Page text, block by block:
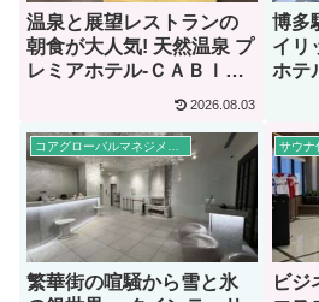
温泉と展望レストランの
朝食が大人気! 天然温泉 プ
レミアホテル-ＣＡＢＩＮ-
2026.08.03
博多
イリ
ホテ
繁華街の喧騒から雪と氷
サウナ
ビジ